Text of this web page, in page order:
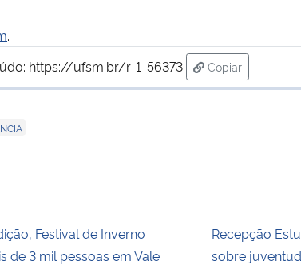
.
https://ufsm.br/r-1-56373
Copiar
para área de
Festival de Inverno
de 3 mil pessoas em Vale
Recepção
sobre